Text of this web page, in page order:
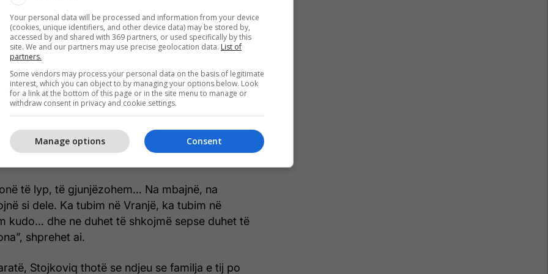
me shkrim.
në dorë… vetëm më thanë në telefon të mos
punë”, deklaron Stojkoviq.
e dëshmisë së tij lidhet me presionin politik që,
ndaj punëtorëve serbë në sistemin paralel serb në
vendin e punës, detyrohej të merrte pjesë
organizuara nga Serbia në qytete të ndryshme.
të lyp, të gjunjëzohem… Na mbajnë, na
si dele. Ka tubim në Vranjë, ka tubim në
kudo… dhe ne duhet të shkojmë sepse duhet të
shprehet ai.
Stojkoviq thotë se ndjeu se familja e tij po
Your personal data will be processed and information from your device
(cookies, unique identifiers, and other device data) may be stored by,
accessed by and shared with 369 partners, or used specifically by this
site. We and our partners may use precise geolocation data. List of
partners.
Some vendors may process your personal data on the basis of legitimate
interest, which you can object to by managing your options below. Look
for a link at the bottom of this page or in the site menu to manage or
withdraw consent in privacy and cookie settings.
Consent
Manage options